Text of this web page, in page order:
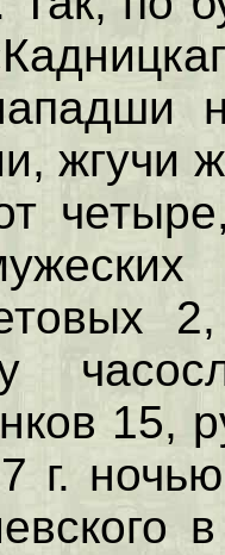
жгучи
15,
г.